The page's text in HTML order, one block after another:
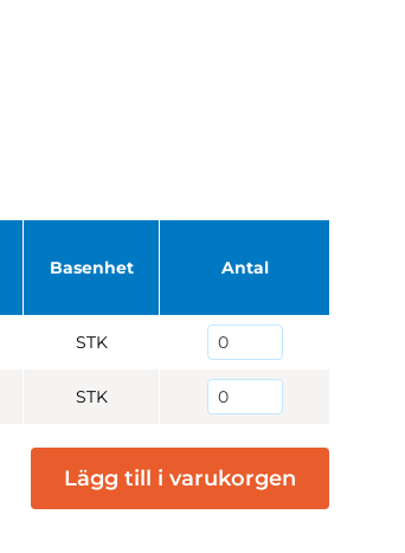
Basenhet Antal
STK
STK
Lägg till i varukorgen